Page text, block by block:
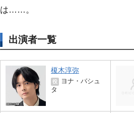
は……。
出演者一覧
榎木淳弥
役
ヨナ・バシュ
タ